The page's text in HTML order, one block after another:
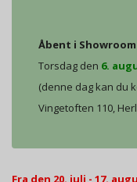
Åbent i
Torsdag den 6.
(denne dag kan du
Vingetoften 110,
Fra den 20. juli - 17.